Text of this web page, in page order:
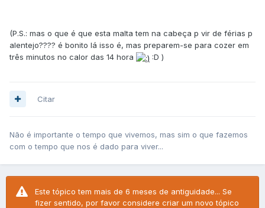
(P.S.: mas o que é que esta malta tem na cabeça p vir de férias p
alentejo???? é bonito lá isso é, mas preparem-se para cozer em
três minutos no calor das 14 hora
:D )
Citar
Não é importante o tempo que vivemos, mas sim o que fazemos
com o tempo que nos é dado para viver...
Este tópico tem mais de 6 meses de antiguidade... Se
fizer sentido, por favor considere criar um novo tópico